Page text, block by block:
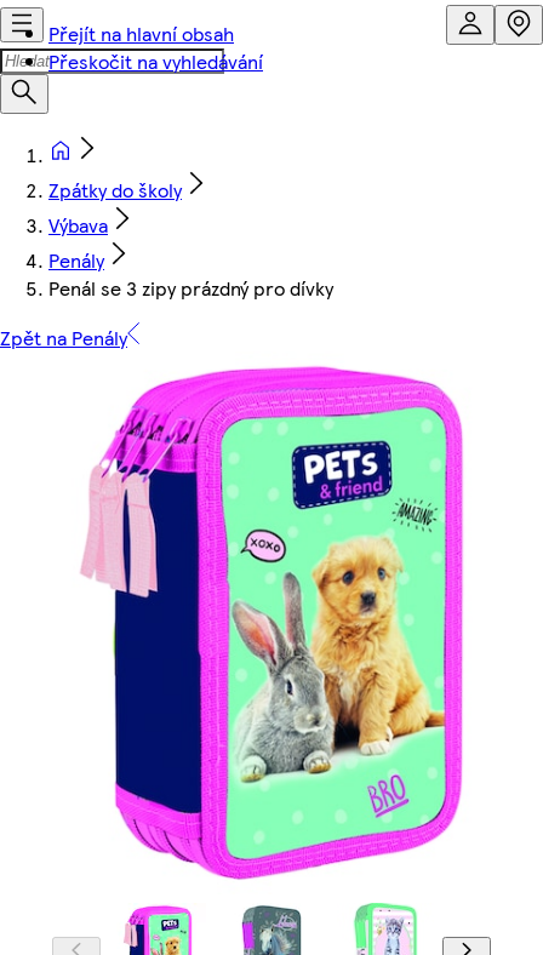
Přejít na hlavní obsah
Přeskočit na vyhledávání
Zpátky do školy
Výbava
Penály
Penál se 3 zipy prázdný pro dívky
Zpět na Penály